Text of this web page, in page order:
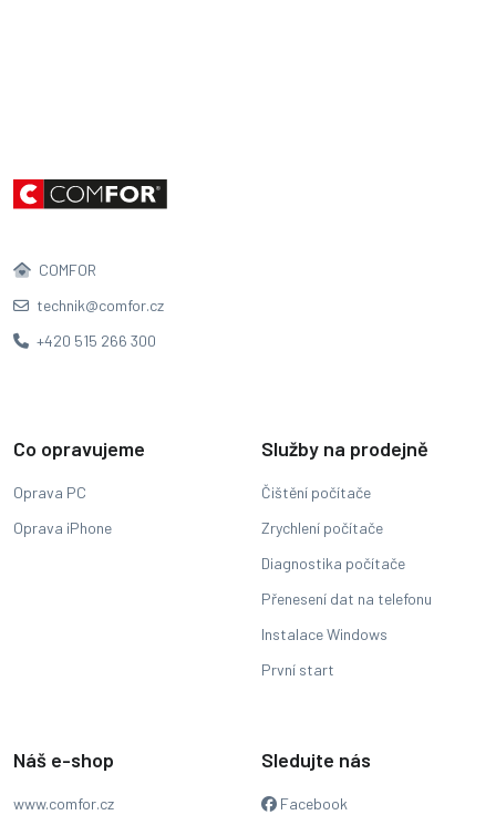
COMFOR
technik@comfor.cz
+420 515 266 300
Co opravujeme
Oprava PC
Oprava iPhone
Služby na prodejně
Čištění počítače
Zrychlení počítače
Diagnostika počítače
Přenesení dat na telefonu
Instalace Windows
První start
Náš e-shop
www.comfor.cz
Sledujte nás
Facebook